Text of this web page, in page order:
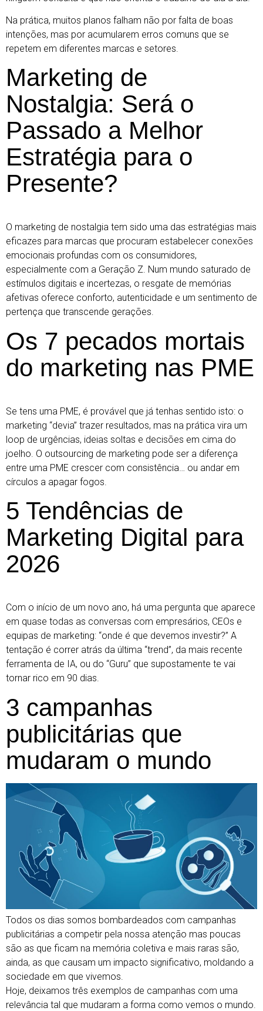
Na prática, muitos planos falham não por falta de boas
intenções, mas por acumularem erros comuns que se
repetem em diferentes marcas e setores.
Marketing de
Nostalgia: Será o
Passado a Melhor
Estratégia para o
Presente?
O marketing de nostalgia tem sido uma das estratégias mais
eficazes para marcas que procuram estabelecer conexões
emocionais profundas com os consumidores,
especialmente com a Geração Z. Num mundo saturado de
estímulos digitais e incertezas, o resgate de memórias
afetivas oferece conforto, autenticidade e um sentimento de
pertença que transcende gerações.
Os 7 pecados mortais
do marketing nas PME
Se tens uma PME, é provável que já tenhas sentido isto: o
marketing “devia” trazer resultados, mas na prática vira um
loop de urgências, ideias soltas e decisões em cima do
joelho. O outsourcing de marketing pode ser a diferença
entre uma PME crescer com consistência… ou andar em
círculos a apagar fogos.
5 Tendências de
Marketing Digital para
2026
Com o início de um novo ano, há uma pergunta que aparece
em quase todas as conversas com empresários, CEOs e
equipas de marketing: “onde é que devemos investir?” A
tentação é correr atrás da última “trend”, da mais recente
ferramenta de IA, ou do “Guru” que supostamente te vai
tornar rico em 90 dias.
3 campanhas
publicitárias que
mudaram o mundo
Todos os dias somos bombardeados com campanhas
publicitárias a competir pela nossa atenção mas poucas
são as que ficam na memória coletiva e mais raras são,
ainda, as que causam um impacto significativo, moldando a
sociedade em que vivemos.
Hoje, deixamos três exemplos de campanhas com uma
relevância tal que mudaram a forma como vemos o mundo.